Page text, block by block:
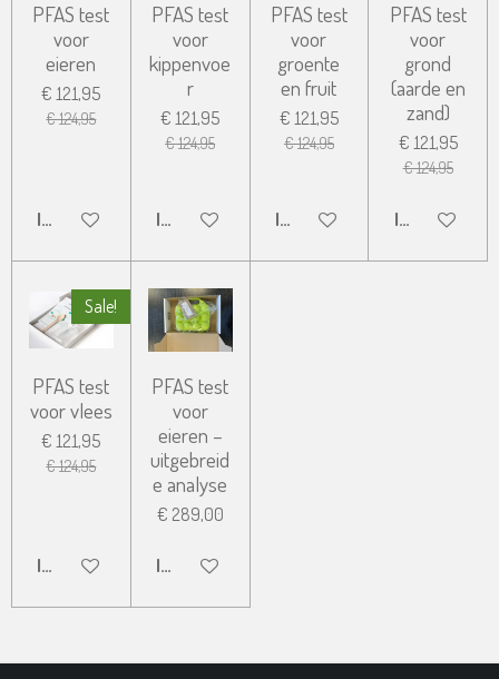
PFAS test
voor
eieren
€ 121,95
€ 124,95
IN WINKELWAGEN
PFAS test
voor
kippenvoe
r
€ 121,95
€ 124,95
IN WINKELWAGEN
PFAS test
voor
groente
en fruit
€ 121,95
€ 124,95
IN WINKELWAGEN
PFAS test
voor
grond
(aarde en
zand)
€ 121,95
€ 124,95
IN
Sale!
PFAS test
voor vlees
€ 121,95
€ 124,95
IN WINKELWAGEN
PFAS test
voor
eieren –
uitgebreid
e analyse
€ 289,00
IN WINKELWAGEN